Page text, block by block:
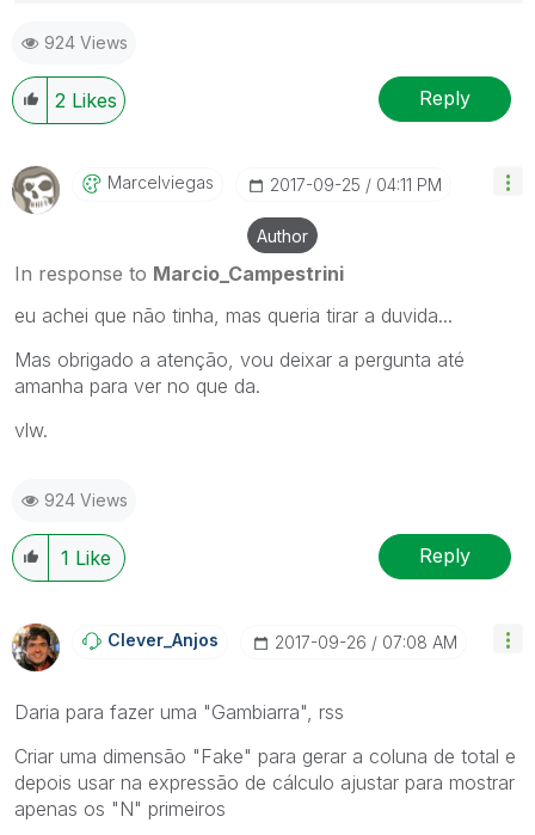
924 Views
2 Likes Reply
Marcelviegas ‎2017-09-25 04:11 PM
Author
In response to Marcio_Campestrini
eu achei que não tinha, mas queria tirar a duvida...
Mas obrigado a atenção, vou deixar a pergunta até
amanha para ver no que da.
vlw.
924 Views
1 Like Reply
Clever_Anjos ‎2017-09-26 07:08 AM
Daria para fazer uma "Gambiarra", rss
Criar uma dimensão "Fake" para gerar a coluna de total e
depois usar na expressão de cálculo ajustar para mostrar
apenas os "N" primeiros